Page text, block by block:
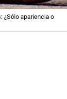
¿Sólo apariencia o